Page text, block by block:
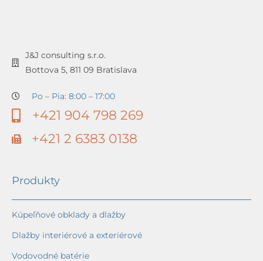
J&J consulting s.r.o.
Bottova 5, 811 09 Bratislava
Po – Pia: 8:00 – 17:00
+421 904 798 269
+421 2 6383 0138
Produkty
Kúpeľňové obklady a dlažby
Dlažby interiérové a exteriérové
Vodovodné batérie